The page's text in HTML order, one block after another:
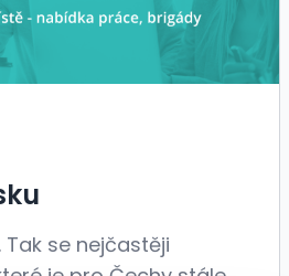
se nejčastěji